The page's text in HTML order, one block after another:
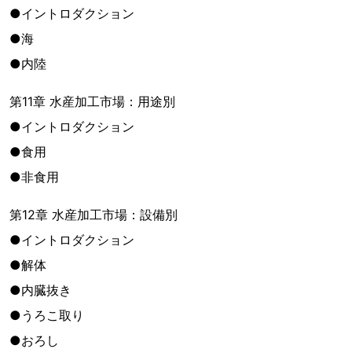
●イントロダクション
●海
●内陸
第11章 水産加工市場：用途別
●イントロダクション
●食用
●非食用
第12章 水産加工市場：設備別
●イントロダクション
●解体
●内臓抜き
●うろこ取り
●おろし